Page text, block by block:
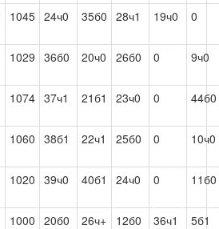
1045 24ч0 35б0 28ч1 19ч0 0
1029 36б0 20ч0 26б0 0 9ч0
1074 37ч1 21б1 23ч0 0 44б0
1060 38б1 22ч1 25б0 0 10ч0
1020 39ч0 40б1 24ч0 0 11б0
1000 20б0 26ч+ 12б0 36ч1 5б1